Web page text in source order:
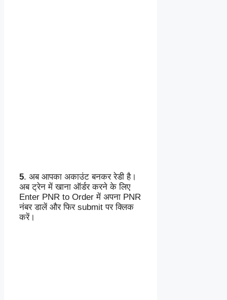
5. अब आपका अकाउंट बनकर रेडी है।
अब ट्रेन में खाना ऑर्डर करने के लिए
Enter PNR to Order में अपना PNR
नंबर डालें और फिर submit पर क्लिक
करें।